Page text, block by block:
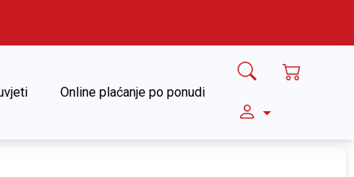
Online plaćanje po ponudi